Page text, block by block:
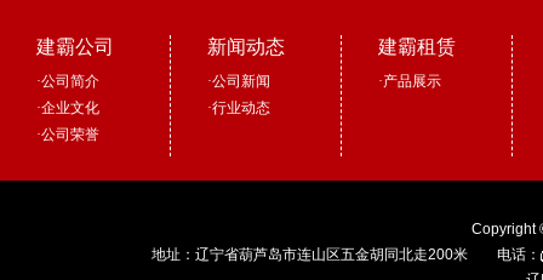
建霸公司
·公司简介
·企业文化
·公司荣誉
新闻动态
·公司新闻
·行业动态
建霸租赁
·产品展示
Copyright
地址：辽宁省葫芦岛市连山区五金胡同北走200米 电话：